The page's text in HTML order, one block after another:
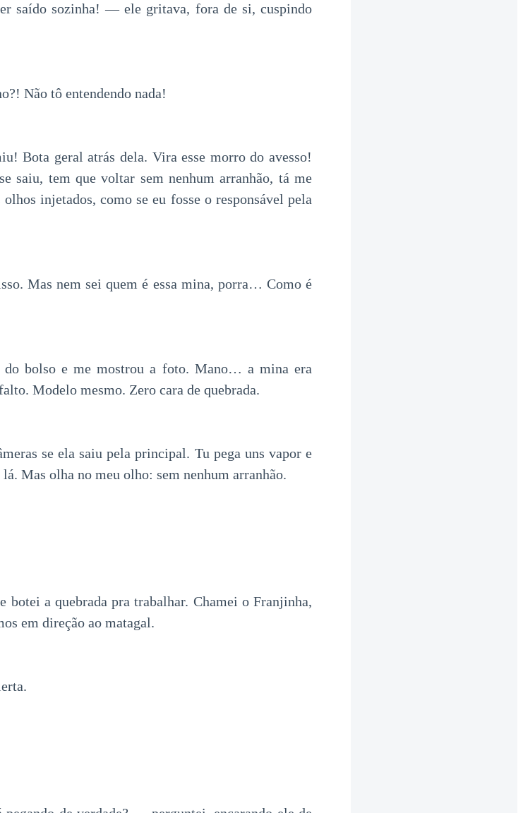
saído sozinha! — ele gritava, fora de si, cuspindo
Não tô entendendo nada!
Bota geral atrás dela. Vira esse morro do avesso!
saiu, tem que voltar sem nenhum arranhão, tá me
injetados, como se eu fosse o responsável pela
Mas nem sei quem é essa mina, porra… Como é
bolso e me mostrou a foto. Mano… a mina era
Modelo mesmo. Zero cara de quebrada.
se ela saiu pela principal. Tu pega uns vapor e
Mas olha no meu olho: sem nenhum arranhão.
botei a quebrada pra trabalhar. Chamei o Franjinha,
em direção ao matagal.